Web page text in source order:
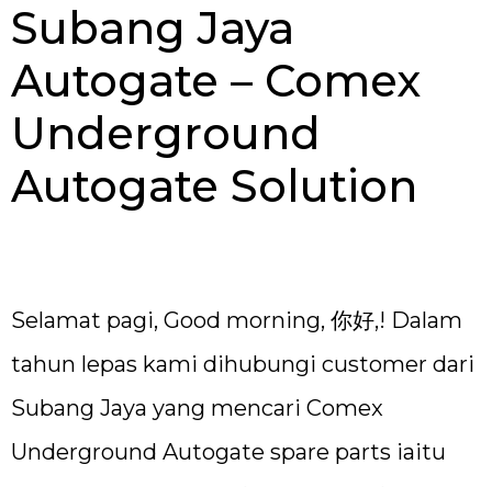
Subang Jaya
Autogate – Comex
Underground
Autogate Solution
Selamat pagi, Good morning, 你好,! Dalam
tahun lepas kami dihubungi customer dari
Subang Jaya yang mencari Comex
Underground Autogate spare parts iaitu